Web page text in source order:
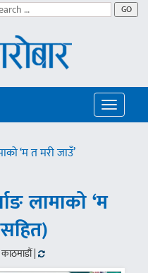
GO
Toggle
‘म त मरी जाउँ’
लामाको ‘म
|